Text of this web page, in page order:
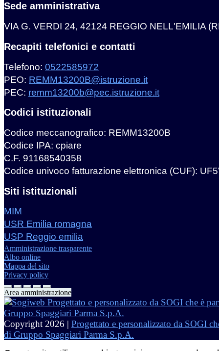
Sede amministrativa
VIA G. VERDI 24, 42124 REGGIO NELL'EMILIA
Recapiti telefonici e contatti
Telefono: 0522585972
PEO: REMM13200B@istruzione.it
PEC: remm13200b@pec.istruzione.it
Codici istituzionali
Codice meccanografico: REMM13200B
Codice IPA: cpiare
C.F. 91168540358
Codice univoco fatturazione elettronica (CUF):
Siti istituzionali
MIM
USR Emilia romagna
USP Reggio emilia
Amministrazione trasparente
Albo online
Mappa del sito
Privacy policy
Area amministrazione
Copyright 2026 | Progettato e personalizzato da SOGI
di Gruppo Spaggiari Parma S.p.A.